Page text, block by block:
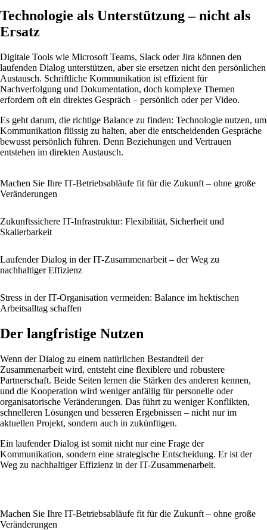
Technologie als Unterstützung – nicht als
Ersatz
Digitale Tools wie Microsoft Teams, Slack oder Jira können den
laufenden Dialog unterstützen, aber sie ersetzen nicht den persönlichen
Austausch. Schriftliche Kommunikation ist effizient für
Nachverfolgung und Dokumentation, doch komplexe Themen
erfordern oft ein direktes Gespräch – persönlich oder per Video.
Es geht darum, die richtige Balance zu finden: Technologie nutzen, um
Kommunikation flüssig zu halten, aber die entscheidenden Gespräche
bewusst persönlich führen. Denn Beziehungen und Vertrauen
entstehen im direkten Austausch.
Machen Sie Ihre IT-Betriebsabläufe fit für die Zukunft – ohne große
Veränderungen
Zukunftssichere IT-Infrastruktur: Flexibilität, Sicherheit und
Skalierbarkeit
Laufender Dialog in der IT-Zusammenarbeit – der Weg zu
nachhaltiger Effizienz
Stress in der IT-Organisation vermeiden: Balance im hektischen
Arbeitsalltag schaffen
Der langfristige Nutzen
Wenn der Dialog zu einem natürlichen Bestandteil der
Zusammenarbeit wird, entsteht eine flexiblere und robustere
Partnerschaft. Beide Seiten lernen die Stärken des anderen kennen,
und die Kooperation wird weniger anfällig für personelle oder
organisatorische Veränderungen. Das führt zu weniger Konflikten,
schnelleren Lösungen und besseren Ergebnissen – nicht nur im
aktuellen Projekt, sondern auch in zukünftigen.
Ein laufender Dialog ist somit nicht nur eine Frage der
Kommunikation, sondern eine strategische Entscheidung. Er ist der
Weg zu nachhaltiger Effizienz in der IT-Zusammenarbeit.
Machen Sie Ihre IT-Betriebsabläufe fit für die Zukunft – ohne große
Veränderungen